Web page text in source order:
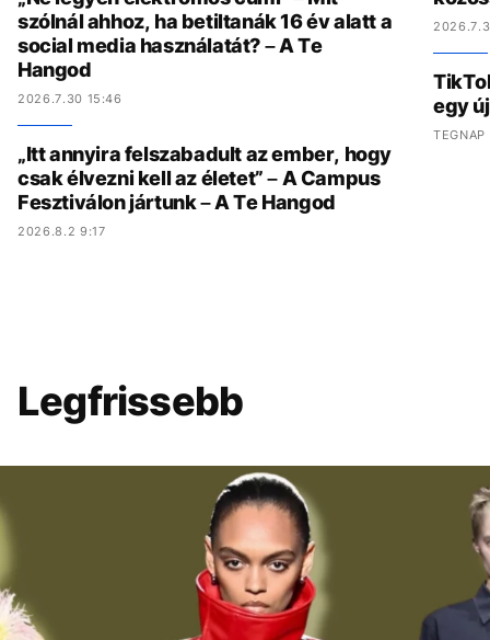
szólnál ahhoz, ha betiltanák 16 év alatt a
social media használatát? – A Te
Hangod
2026.7.30 15:46
„Itt annyira felszabadult az ember, hogy
csak élvezni kell az életet” – A Campus
Fesztiválon jártunk – A Te Hangod
2026.8.2 9:17
egy
Legfrissebb